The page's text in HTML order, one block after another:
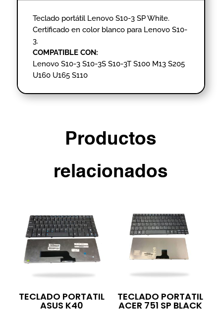
Teclado portátil Lenovo S10-3 SP White.
Certificado en color blanco para Lenovo S10-
3.
COMPATIBLE CON:
Lenovo S10-3 S10-3S S10-3T S100 M13 S205
U160 U165 S110
Productos
relacionados
TECLADO PORTATIL
ASUS K40
TECLADO PORTATIL
ACER 751 SP BLACK